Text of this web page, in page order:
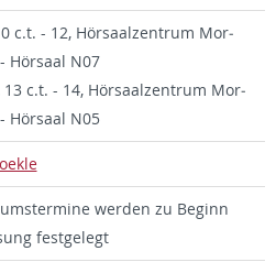
c.t. - 12, Hör­saal­zen­trum Mor­
Hör­saal N07
13 c.t. - 14, Hör­saal­zen­trum Mor­
Hör­saal N05
wer­den zu Be­ginn
fest­ge­legt